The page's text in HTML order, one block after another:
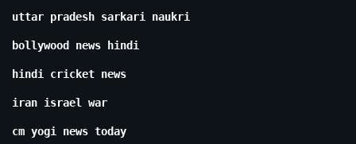
uttar pradesh sarkari naukri
bollywood news hindi
hindi cricket news
iran israel war
cm yogi news today